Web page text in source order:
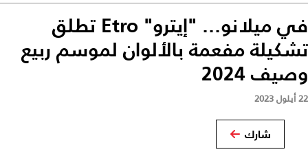
في ميلانو... "إيترو" Etro تطلق
تشكيلة مفعمة بالألوان لموسم ربيع
وصيف 2024
22 أيلول 2023
شارك